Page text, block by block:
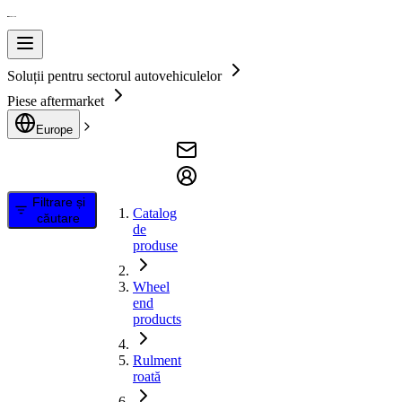
Soluții pentru sectorul autovehiculelor
Piese aftermarket
Europe
Filtrare și
căutare
Catalog
de
produse
Wheel
end
products
Rulment
roată